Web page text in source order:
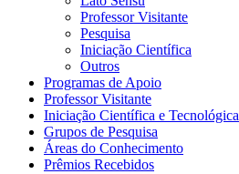
Professor Visitante
Pesquisa
Iniciação Científica
Outros
Programas de Apoio
Professor Visitante
Iniciação Científica e Tecnológica
Grupos de Pesquisa
Áreas do Conhecimento
Prêmios Recebidos